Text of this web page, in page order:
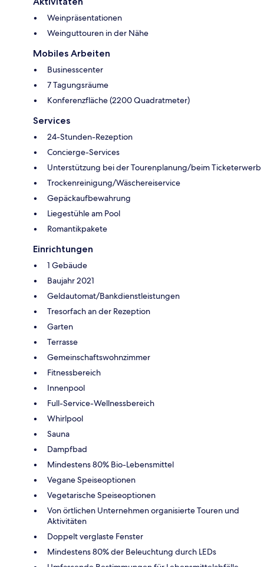
Weinpräsentationen
Weinguttouren in der Nähe
Mobiles Arbeiten
Businesscenter
7 Tagungsräume
Konferenzfläche (2200 Quadratmeter)
Services
24-Stunden-Rezeption
Concierge-Services
Unterstützung bei der Tourenplanung/beim Ticketerwerb
Trockenreinigung/Wäschereiservice
Gepäckaufbewahrung
Liegestühle am Pool
Romantikpakete
Einrichtungen
1 Gebäude
Baujahr 2021
Geldautomat/Bankdienstleistungen
Tresorfach an der Rezeption
Garten
Terrasse
Gemeinschaftswohnzimmer
Fitnessbereich
Innenpool
Full-Service-Wellnessbereich
Whirlpool
Sauna
Dampfbad
Mindestens 80% Bio-Lebensmittel
Vegane Speiseoptionen
Vegetarische Speiseoptionen
Von örtlichen Unternehmen organisierte Touren und
Aktivitäten
Doppelt verglaste Fenster
Mindestens 80% der Beleuchtung durch LEDs